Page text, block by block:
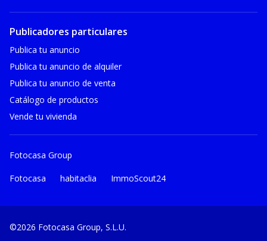
Publicadores particulares
Publica tu anuncio
Publica tu anuncio de alquiler
Publica tu anuncio de venta
Catálogo de productos
Vende tu vivienda
Fotocasa Group
Fotocasa habitaclia ImmoScout24
©2026 Fotocasa Group, S.L.U.